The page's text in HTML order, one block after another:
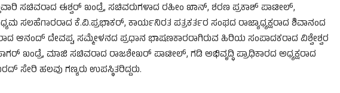
ಸಚಿವರಾದ ಈಶ್ವರ್ ಖಂಡ್ರೆ, ಸಚಿವರುಗಳಾದ ರಹೀಂ ಖಾನ್, ಶರಣ ಪ್ರಕಾಶ್ ಪಾಟೀಲ್,
ಸಲಹೆಗಾರರಾದ ಕೆ.ವಿ.ಪ್ರಭಾಕರ್, ಕಾರ್ಯನಿರತ ಪತ್ರಕರ್ತರ ಸಂಘದ ರಾಜ್ಯಾಧ್ಯಕ್ಷರಾದ ಶಿವಾನಂದ
ಆನಂದ್ ದೇವಪ್ಪ, ಸಮ್ಮೇಳನದ ಪ್ರಧಾನ ಭಾಷಣಕಾರರಾಗಿರುವ ಹಿರಿಯ ಸಂಪಾದಕರಾದ ವಿಶ್ವೇಶ್ವರ
ಖಂಡ್ರೆ, ಮಾಜಿ ಸಚಿವರಾದ ರಾಜಶೇಖರ್ ಪಾಟೀಲ್, ಗಡಿ ಅಭಿವೃದ್ಧಿ ಪ್ರಾಧಿಕಾರದ ಅಧ್ಯಕ್ಷರಾದ
ಸೇರಿ ಹಲವು ಗಣ್ಯರು ಉಪಸ್ಥಿತರಿದ್ದರು.‌